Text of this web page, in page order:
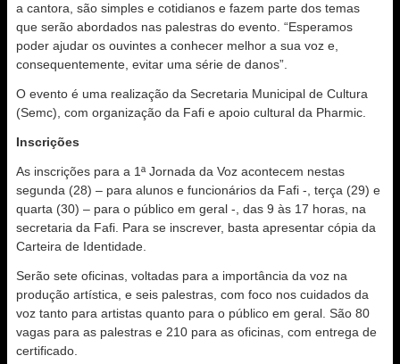
a cantora, são simples e cotidianos e fazem parte dos temas
que serão abordados nas palestras do evento. “Esperamos
poder ajudar os ouvintes a conhecer melhor a sua voz e,
consequentemente, evitar uma série de danos”.
O evento é uma realização da Secretaria Municipal de Cultura
(Semc), com organização da Fafi e apoio cultural da Pharmic.
Inscrições
As inscrições para a 1ª Jornada da Voz acontecem nestas
segunda (28) – para alunos e funcionários da Fafi -, terça (29) e
quarta (30) – para o público em geral -, das 9 às 17 horas, na
secretaria da Fafi. Para se inscrever, basta apresentar cópia da
Carteira de Identidade.
Serão sete oficinas, voltadas para a importância da voz na
produção artística, e seis palestras, com foco nos cuidados da
voz tanto para artistas quanto para o público em geral. São 80
vagas para as palestras e 210 para as oficinas, com entrega de
certificado.